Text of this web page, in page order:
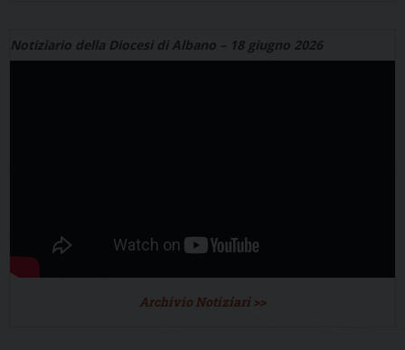
Notiziario della Diocesi di Albano – 18 giugno 2026
Archivio Notiziari >>